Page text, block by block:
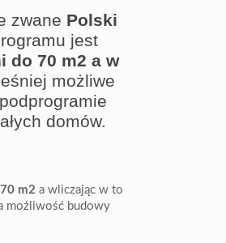
zwane Polski
jest
do 70 m2 a w
możliwe
domów.
m2 a wliczając w to
możliwość budowy